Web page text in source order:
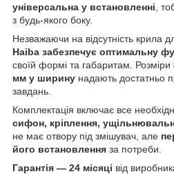
універсальна у встановленні ,
з будь-якого боку.
Незважаючи на відсутність крила
Haiba забезпечує оптимальну
своїй формі та габаритам. Розміри
мм у ширину надають достатньо
завдань.
Комплектація включає все
сифон, кріплення,
не має отвору під змішувач, але
його встановлення за потреби.
Гарантія — 24 місяці від